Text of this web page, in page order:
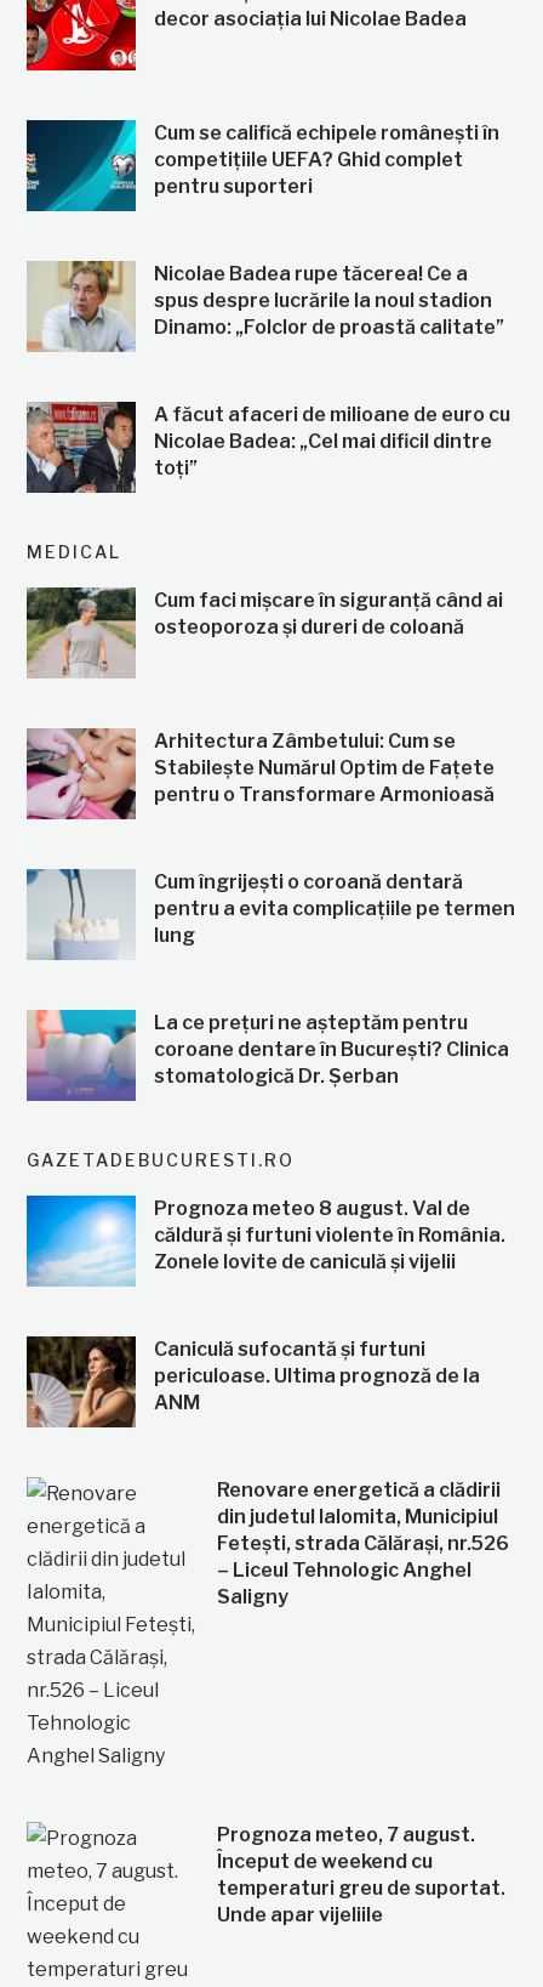
decor asociația lui Nicolae Badea
Cum se califică echipele românești în
competițiile UEFA? Ghid complet
pentru suporteri
Nicolae Badea rupe tăcerea! Ce a
spus despre lucrările la noul stadion
Dinamo: „Folclor de proastă calitate”
A făcut afaceri de milioane de euro cu
Nicolae Badea: „Cel mai dificil dintre
toți”
MEDICAL
Cum faci mișcare în siguranță când ai
osteoporoza și dureri de coloană
Arhitectura Zâmbetului: Cum se
Stabilește Numărul Optim de Fațete
pentru o Transformare Armonioasă
Cum îngrijești o coroană dentară
pentru a evita complicațiile pe termen
lung
La ce prețuri ne așteptăm pentru
coroane dentare în București? Clinica
stomatologică Dr. Șerban
GAZETADEBUCURESTI.RO
Prognoza meteo 8 august. Val de
căldură și furtuni violente în România.
Zonele lovite de caniculă și vijelii
Caniculă sufocantă și furtuni
periculoase. Ultima prognoză de la
ANM
Renovare energetică a clădirii
din judetul Ialomita, Municipiul
Fetești, strada Călărași, nr.526
– Liceul Tehnologic Anghel
Saligny
Prognoza meteo, 7 august.
Început de weekend cu
temperaturi greu de suportat.
Unde apar vijeliile